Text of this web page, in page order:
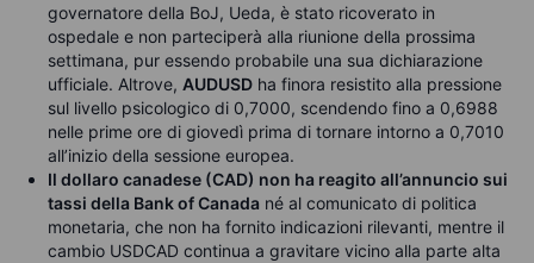
governatore della BoJ, Ueda, è stato ricoverato in
ospedale e non parteciperà alla riunione della prossima
settimana, pur essendo probabile una sua dichiarazione
ufficiale. Altrove, AUDUSD ha finora resistito alla pressione
sul livello psicologico di 0,7000, scendendo fino a 0,6988
nelle prime ore di giovedì prima di tornare intorno a 0,7010
all’inizio della sessione europea.
Il dollaro canadese (CAD) non ha reagito all’annuncio sui
tassi della Bank of Canada né al comunicato di politica
monetaria, che non ha fornito indicazioni rilevanti, mentre il
cambio USDCAD continua a gravitare vicino alla parte alta